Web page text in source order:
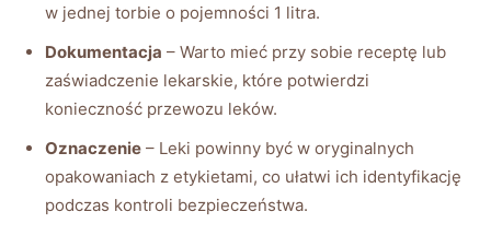
w jednej torbie o pojemności 1 litra.
Dokumentacja – Warto mieć przy sobie receptę lub
zaświadczenie lekarskie, które potwierdzi
konieczność przewozu leków.
Oznaczenie – Leki powinny być w oryginalnych
opakowaniach z etykietami, co ułatwi ich identyfikację
podczas kontroli bezpieczeństwa.